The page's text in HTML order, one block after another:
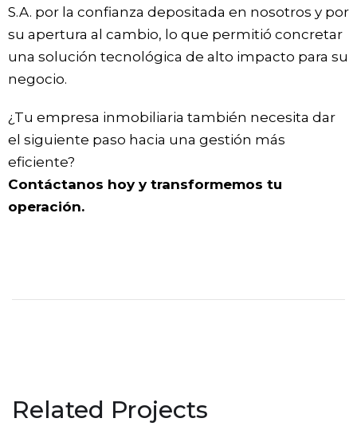
S.A. por la confianza depositada en nosotros y por
su apertura al cambio, lo que permitió concretar
una solución tecnológica de alto impacto para su
negocio.
¿Tu empresa inmobiliaria también necesita dar
el siguiente paso hacia una gestión más
eficiente?
Contáctanos hoy y transformemos tu
operación.
Related Projects
CIERRE DE PROYECTO
Cierre de Proyecto – SELLOS
S.R.L.
Cierre de proyecto – Motos